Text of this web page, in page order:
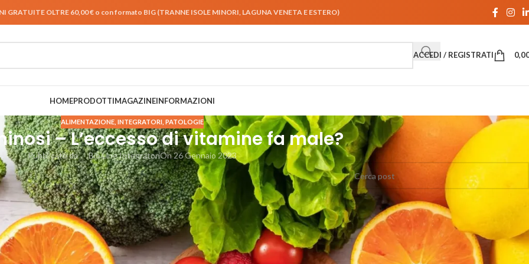
GRATUITE OLTRE 60,00 € o con formato BIG (TRANNE ISOLE MINORI, LAGUNA VENETA E ESTERO)
ACCEDI / REGISTRATI
HOMEPRODOTTIMAGAZINEINFORMAZIONI
ALIMENTAZIONE INTEGRATORI PATOLOGIE
– L’eccesso di vitamine fa male?
Pubblicato da Bio Line IntegratoriOn 26 Gennaio 2023
uneccesso di vitamineche può avere conseguenze sulla salute di chi ne abusa.
una serie di disturbi fastidiosi.
solo in dosi molto elevate. Lipervitaminosi, infatti, viene considerato un fenomeno
fornire tutte le informazioni utili ai nostri lettori per un consumo di vitamine
CATEGORIE ARTICOLI
Alimentazione